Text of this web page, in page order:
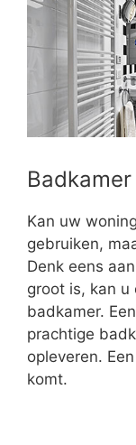
Badkamer
Kan uw
gebruiken,
Denk eens
groot is, kan
badkamer.
prachtige
opleveren.
komt.